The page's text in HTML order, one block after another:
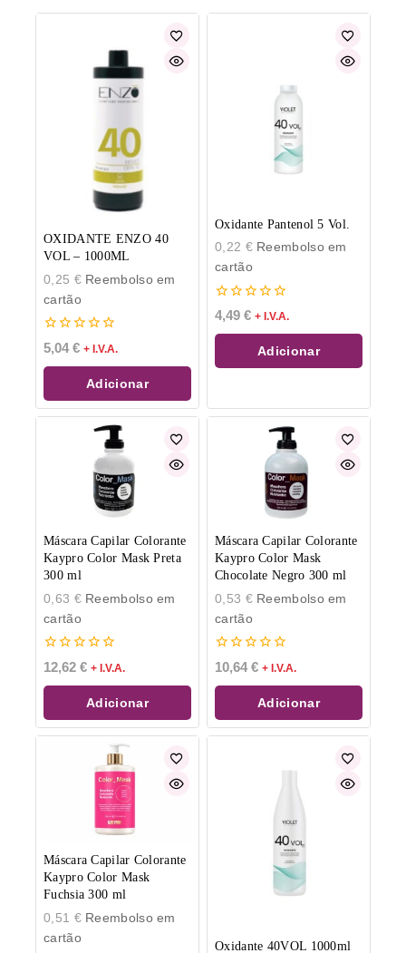
OXIDANTE ENZO 40
VOL – 1000ML
0,25 €Reembolso em
cartão
0
de
5
5,04€ + I.V.A.
Adicionar
Oxidante Pantenol 5 Vol.
0,22 €Reembolso em
cartão
0
de
5
4,49 € + I.V.A.
Adicionar
Máscara Capilar Colorante
Kaypro Color Mask Preta
300 ml
0,63 €Reembolso em
cartão
0
de
5
12,62 € + I.V.A.
Adicionar
Máscara Capilar Colorante
Kaypro Color Mask
Chocolate Negro 300 ml
0,53 €Reembolso em
cartão
0
de
5
10,64€ + I.V.A.
Adicionar
Máscara Capilar Colorante
Kaypro Color Mask
Fuchsia 300 ml
0,51 €Reembolso em
cartão
Oxidante 40VOL 1000ml